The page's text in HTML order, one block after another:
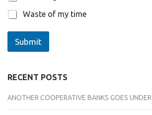
Waste of my time
Submit
RECENT POSTS
ANOTHER COOPERATIVE BANKS GOES UNDER